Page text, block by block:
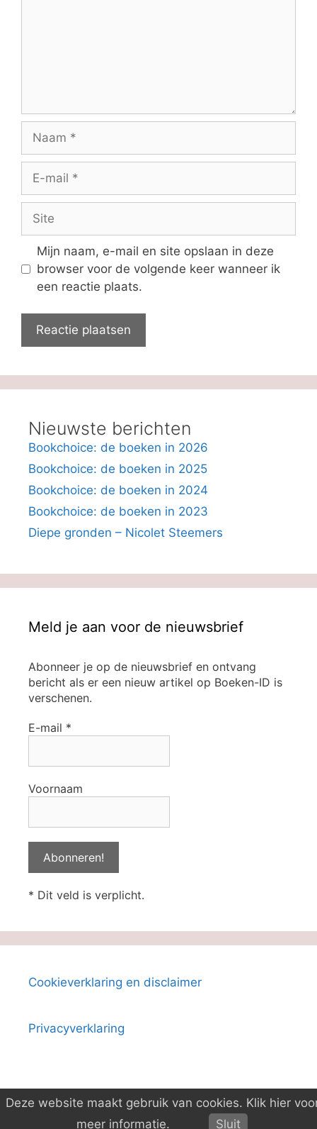
mail
Mijn naam, e-mail en site opslaan in deze
browser voor de volgende keer wanneer ik
een reactie plaats.
Nieuwste berichten
Bookchoice: de boeken in 2026
Bookchoice: de boeken in 2025
Bookchoice: de boeken in 2024
Bookchoice: de boeken in 2023
Diepe gronden – Nicolet Steemers
Meld je aan voor de nieuwsbrief
Abonneer je op de nieuwsbrief en ontvang
bericht als er een nieuw artikel op Boeken-ID is
verschenen.
E-mail *
Voornaam
* Dit veld is verplicht.
Cookieverklaring en disclaimer
Privacyverklaring
© 2026 Boeken-ID • Gebouwd metGeneratePress
Deze website maakt gebruik van cookies. Klik hier
meer informatie.
Sluit